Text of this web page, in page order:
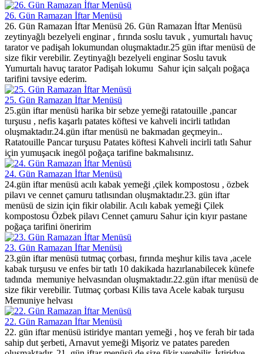
26. Gün Ramazan İftar Menüsü
26. Gün Ramazan İftar Menüsü 26. Gün Ramazan İftar Menüsü
zeytinyağlı bezelyeli enginar , fırında soslu tavuk , yumurtalı havuç
tarator ve padişah lokumundan oluşmaktadır.25 gün iftar menüsü de
size fikir verebilir. Zeytinyağlı bezelyeli enginar Soslu tavuk
Yumurtalı havuç tarator Padişah lokumu Sahur için salçalı poğaça
tarifini tavsiye ederim.
25. Gün Ramazan İftar Menüsü
25.gün iftar menüsü harika bir sebze yemeği ratatouille ,pancar
turşusu , nefis kaşarlı patates köftesi ve kahveli incirli tatlıdan
oluşmaktadır.24.gün iftar menüsü ne bakmadan geçmeyin..
Ratatouille Pancar turşusu Patates köftesi Kahveli incirli tatlı Sahur
için yumuşacık inegöl poğaça tarifine bakmalısınız.
24. Gün Ramazan İftar Menüsü
24.gün iftar menüsü acılı kabak yemeği ,çilek kompostosu , özbek
pilavı ve cennet çamuru tatlısından oluşmaktadır.23. gün iftar
menüsü de sizin için fikir olabilir. Acılı kabak yemeği Çilek
kompostosu Özbek pilavı Cennet çamuru Sahur için kıyır pastane
poğaça tarifini öneririm
23. Gün Ramazan İftar Menüsü
23.gün iftar menüsü tutmaç çorbası, fırında meşhur kilis tava ,acele
kabak turşusu ve enfes bir tatlı 10 dakikada hazırlanabilecek künefe
tadında memuniye helvasından oluşmaktadır.22.gün iftar menüsü de
size fikir verebilir. Tutmaç çorbası Kilis tava Acele kabak turşusu
Memuniye helvası
22. Gün Ramazan İftar Menüsü
22. gün iftar menüsü istiridye mantarı yemeği , hoş ve ferah bir tada
sahip dut şerbeti, Arnavut yemeği Mişoriz ve patates pareden